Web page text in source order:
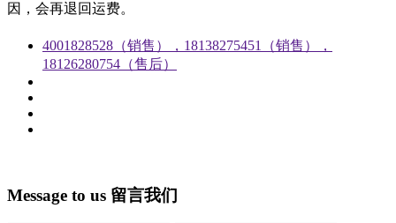
因，会再退回运费。
4001828528（销售），18138275451（销售），
18126280754（售后）
Message to us 留言我们